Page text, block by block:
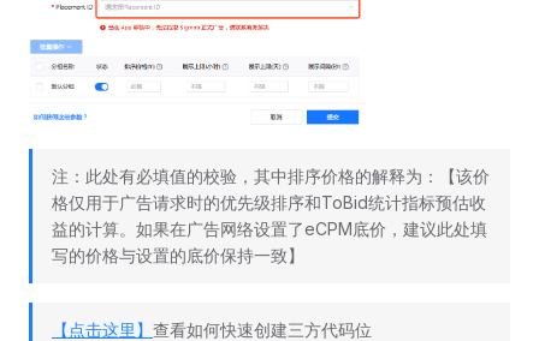
注：此处有必填值的校验，其中排序价格的解释为：【该价
格仅用于广告请求时的优先级排序和ToBid统计指标预估收
益的计算。如果在广告网络设置了eCPM底价，建议此处填
写的价格与设置的底价保持一致】
【点击这里】 查看如何快速创建三方代码位